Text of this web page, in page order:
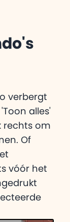
verbergt
alles'
rechts om
Of
vóór het